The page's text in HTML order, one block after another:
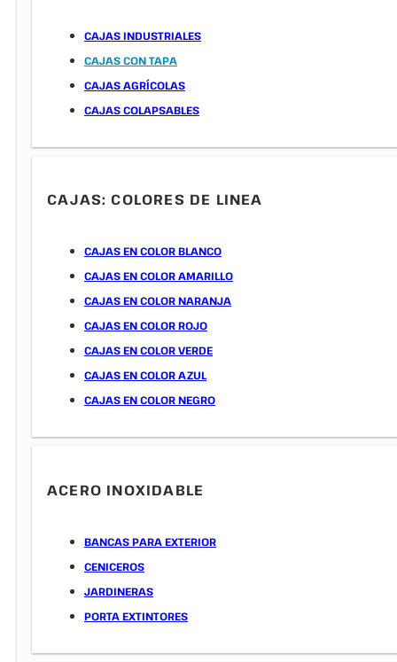
CAJAS INDUSTRIALES
CAJAS CON TAPA
CAJAS AGRÍCOLAS
CAJAS COLAPSABLES
CAJAS: COLORES DE LINEA
CAJAS EN COLOR BLANCO
CAJAS EN COLOR AMARILLO
CAJAS EN COLOR NARANJA
CAJAS EN COLOR ROJO
CAJAS EN COLOR VERDE
CAJAS EN COLOR AZUL
CAJAS EN COLOR NEGRO
ACERO INOXIDABLE
BANCAS PARA EXTERIOR
CENICEROS
JARDINERAS
PORTA EXTINTORES